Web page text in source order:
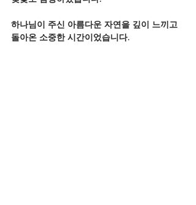
하나님이 주신 아름다운 자연을 깊이 느끼고
돌아온 소중한 시간이었습니다.